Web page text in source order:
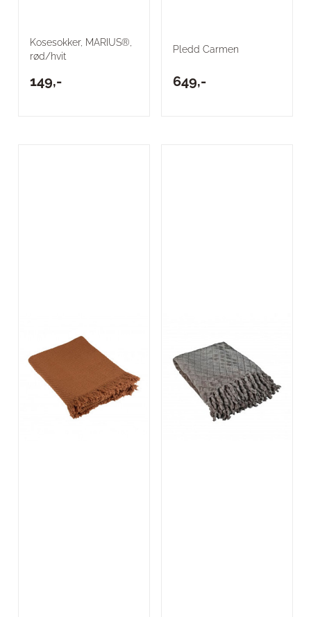
Kosesokker, MARIUS®,
rød/hvit
149,-
Pledd Carmen
649,-